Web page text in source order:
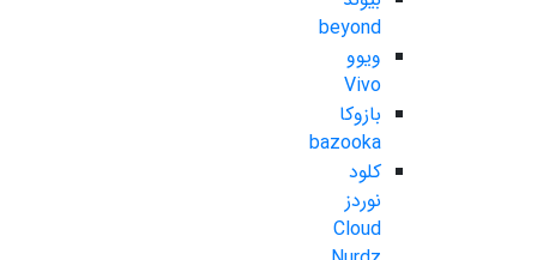
beyond
ویوو
Vivo
بازوکا
bazooka
کلود
نوردز
Cloud